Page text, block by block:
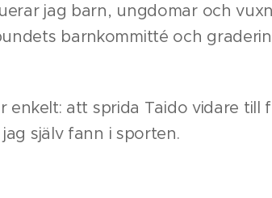
jag barn, ungdomar och
barnkommitté och
enkelt: att sprida Taido vidare
själv fann i sporten.